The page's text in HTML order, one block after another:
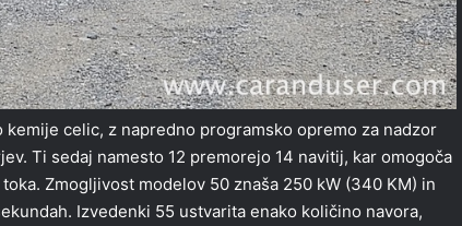
celic, z napredno programsko opremo za nadzor
Ti sedaj namesto 12 premorejo 14 navitij, kar omogoča
Zmogljivost modelov 50 znaša 250 kW (340 KM) in
Izvedenki 55 ustvarita enako količino navora,